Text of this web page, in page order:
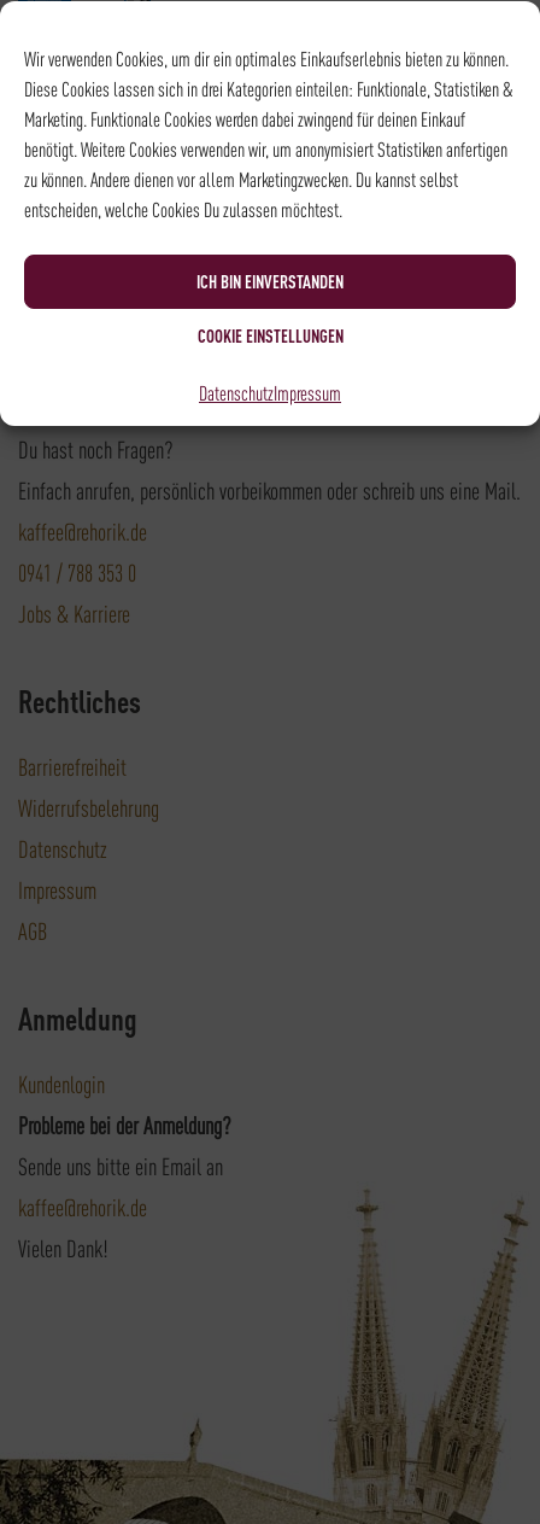
Wir verwenden Cookies, um dir ein optimales Einkaufserlebnis bieten zu können.
Diese Cookies lassen sich in drei Kategorien einteilen: Funktionale, Statistiken &
Marketing. Funktionale Cookies werden dabei zwingend für deinen Einkauf
benötigt. Weitere Cookies verwenden wir, um anonymisiert Statistiken anfertigen
zu können. Andere dienen vor allem Marketingzwecken. Du kannst selbst
entscheiden, welche Cookies Du zulassen möchtest.
ICH BIN EINVERSTANDEN
COOKIE EINSTELLUNGEN
DatenschutzImpressum
Versandpartner
Versandkosten DHL: 6,5 €
Kostenloser Versand mit DHL ab: 55 €
* Alle Preise sind inkl. MwSt., zzgl.Versand
Du hast noch Fragen?
Einfach anrufen, persönlich vorbeikommen oder schreib uns eine Mail.
kaffee@rehorik.de
0941 / 788 353 0
Jobs & Karriere
Rechtliches
Barrierefreiheit
Widerrufsbelehrung
Datenschutz
Impressum
AGB
Anmeldung
Kundenlogin
Probleme bei der Anmeldung?
Sende uns bitte ein Email an
kaffee@rehorik.de
Vielen Dank!